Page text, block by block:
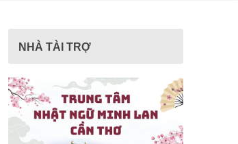
NHÀ TÀI TRỢ